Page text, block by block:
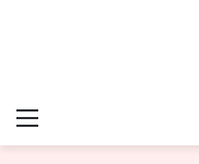
Menu